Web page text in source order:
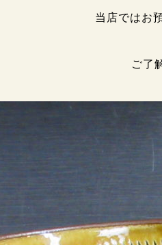
当店ではお
ご了